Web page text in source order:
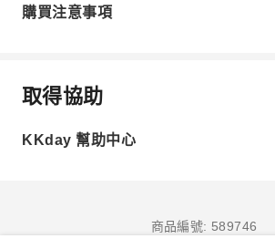
購買注意事項
取得協助
KKday 幫助中心
商品編號: 589746